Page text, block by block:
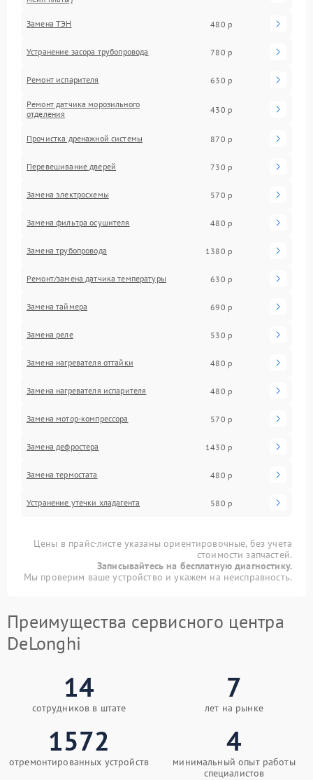
Замена ТЭН 480 р
Устранение засора трубопровода 780 р
Ремонт испарителя 630 р
Ремонт датчика морозильного
отделения
430 р
Прочистка дренажной системы 870 р
Перевешивание дверей 730 р
Замена электросхемы 570 р
Замена фильтра осушителя 480 р
Замена трубопровода 1380 р
Ремонт/замена датчика температуры 630 р
Замена таймера 690 р
Замена реле 530 р
Замена нагревателя оттайки 480 р
Замена нагревателя испарителя 480 р
Замена мотор-компрессора 570 р
Замена дефростера 1430 р
Замена термостата 480 р
Устранение утечки хладагента 580 р
Цены в прайс-листе указаны ориентировочные, без учета
стоимости запчастей.
Записывайтесь на бесплатную диагностику.
Мы проверим ваше устройство и укажем на неисправность.
Преимущества сервисного центра
DeLonghi
14
сотрудников в штате
7
лет на рынке
1572
отремонтированных устройств
4
минимальный опыт работы
специалистов